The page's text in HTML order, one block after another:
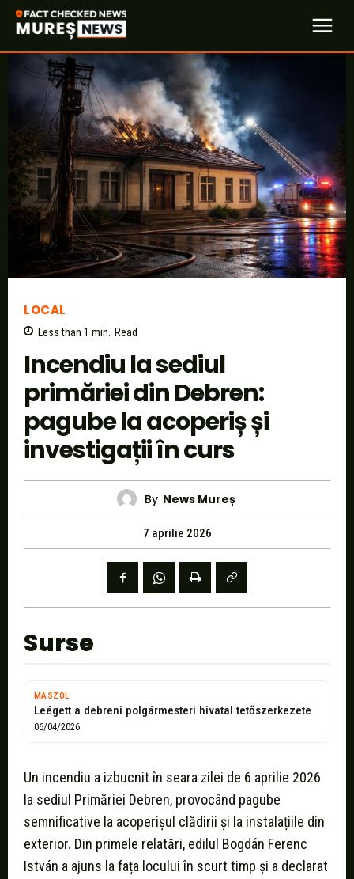
LOCAL
Less than 1 min. Read
Incendiu la sediul
primăriei din Debren:
pagube la acoperiș și
investigații în curs
By News Mureș
7 aprilie 2026
Surse
MASZOL
Leégett a debreni polgármesteri hivatal tetőszerkezete
06/04/2026
Un incendiu a izbucnit în seara zilei de 6 aprilie 2026
la sediul Primăriei Debren, provocând pagube
semnificative la acoperișul clădirii și la instalațiile din
exterior. Din primele relatări, edilul Bogdán Ferenc
István a ajuns la fața locului în scurt timp și a declarat